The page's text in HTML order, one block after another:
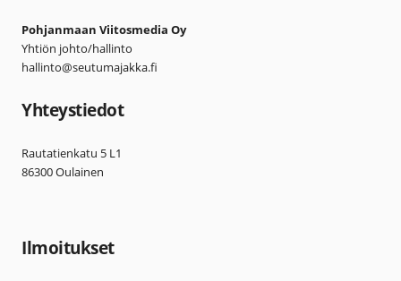
Pohjanmaan Viitosmedia Oy
Yhtiön johto/hallinto
hallinto@seutumajakka.fi
Yhteystiedot
Rautatienkatu 5 L1
86300 Oulainen
Ilmoitukset